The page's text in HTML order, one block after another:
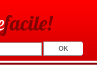
facile!